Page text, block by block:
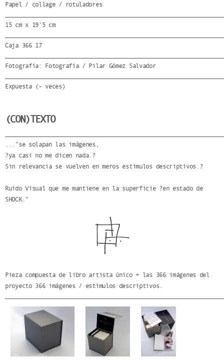
Papel / collage / rotuladores
15 cm x 19'5 cm
Caja 366 17
Fotografía: Fotografía / Pilar Gómez Salvador
Expuesta (- veces)
(CON)TEXTO
..."se solapan las imágenes,
?ya casi no me dicen nada.?
Sin relevancia se vuelven en meros estímulos descriptivos.?
Ruido Visual que me mantiene en la superficie ?en estado de
SHOCK."
Pieza compuesta de libro artista único + las 366 imágenes del
proyecto 366 imágenes / estímulos descriptivos.